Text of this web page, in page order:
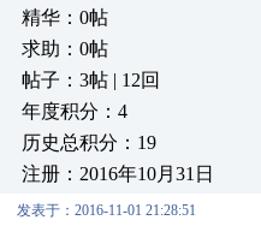
精华：0帖
求助：0帖
帖子：3帖 | 12回
年度积分：4
历史总积分：19
注册：2016年10月31日
发表于：2016-11-01 21:28:51